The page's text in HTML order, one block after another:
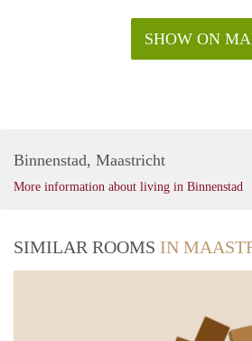
SHOW ON
Binnenstad, Maastricht
More information about living in Binnenstad
SIMILAR ROOMS IN